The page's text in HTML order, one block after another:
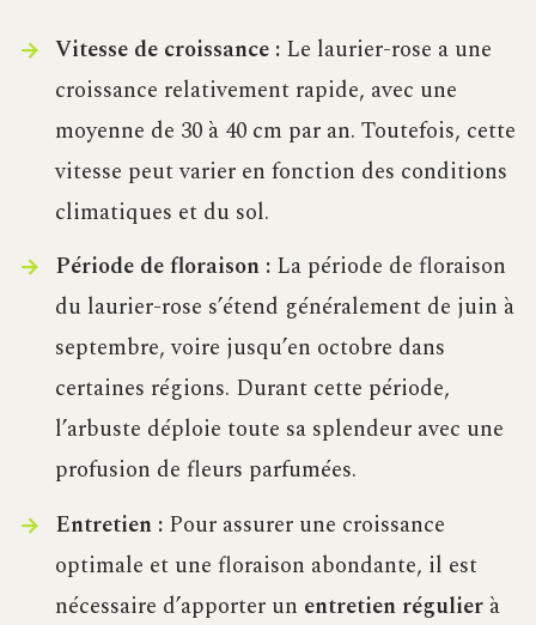
Vitesse de croissance :Le laurier-rose a une
croissance relativement rapide, avec une
moyenne de 30 à 40 cm par an. Toutefois, cette
vitesse peut varier en fonction des conditions
climatiques et du sol.
Période de floraison :La période de floraison
du laurier-rose s’étend généralement de juin à
septembre, voire jusqu’en octobre dans
certaines régions. Durant cette période,
l’arbuste déploie toute sa splendeur avec une
profusion de fleurs parfumées.
Entretien :Pour assurer une croissance
optimale et une floraison abondante, il est
nécessaire d’apporter un entretien régulierà